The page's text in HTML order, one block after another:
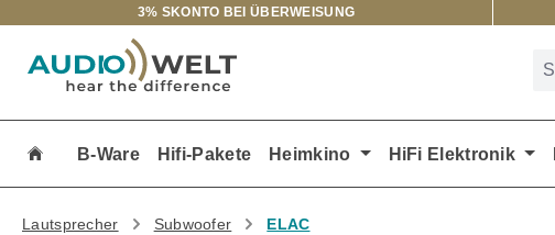
Hauptinhalt springen
Zur Suche springen
Zur Hauptnavigation springen
3% SKONTO BEI ÜBERWEISUNG
B-Ware Hifi-Pakete Heimkino HiFi Elektronik
Lautsprecher Subwoofer ELAC